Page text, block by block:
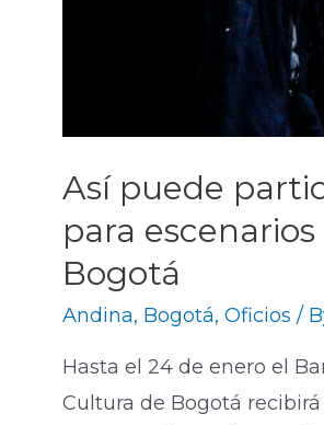
Así puede
para
Bogotá
Andina, Bogotá,Oficios /
Hasta el 24 de enero el
Cultura de Bogotá